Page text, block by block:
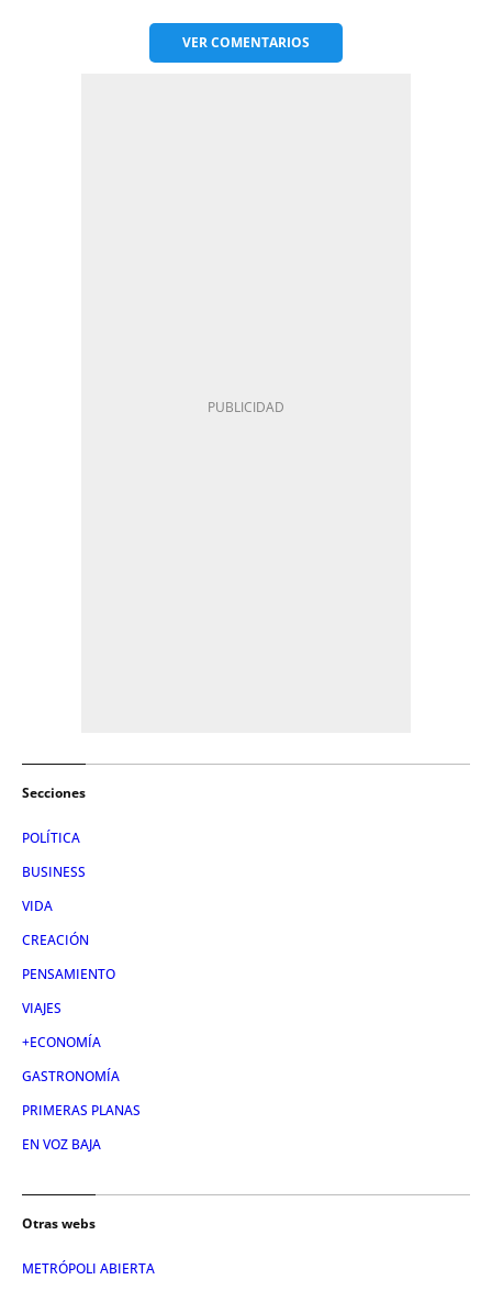
VERCOMENTARIOS
Secciones
POLÍTICA
BUSINESS
VIDA
CREACIÓN
PENSAMIENTO
VIAJES
+ECONOMÍA
GASTRONOMÍA
PRIMERAS PLANAS
EN VOZ BAJA
Otras webs
METRÓPOLI ABIERTA